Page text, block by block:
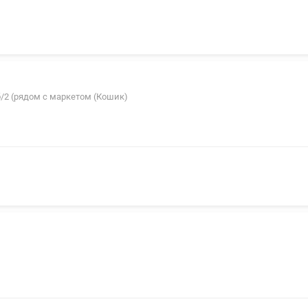
2 (рядом с маркетом (Кошик)